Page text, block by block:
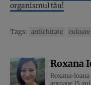
organismul tău!
Tags: antichitate culoare
Roxana
Roxana-
aproape 15